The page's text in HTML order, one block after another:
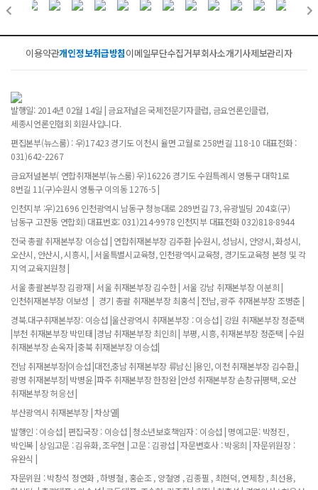
이용약관개인정보취급방침이메일무단수집거부회사소개기사제보관리자
발행일: 2014년 02월 14일 | 금요저널은 국제전문기자클럽, 금요언론인클럽,
세종시언론인협회 회원사입니다.
편집본부(뉴스룸) : 우)17423 경기도 이천시 율면 고월로 258번길 118-10 대표전화 :
031)642-2267
금요저널본부( 연합취재본부(뉴스룸) 우)16226 경기도 수원특례시 영통구 대학1로
8번길 11(구)수원시 영통구 이의동 1276-5 |
인천지부 :우)21696 인천광역시 남동구 청능대로 289번길 73, 유광빌딩 204호(구)
남동구 고잔동 연합회) 대표번호: 031)214-9978 인천지부 대표전화 032)818-8944
전국 총괄 취재본부장 이승섭 | 연합취재본부장 김주환 |수원시, 성남시, 안양시, 화성시,
오산시, 안산시, 시흥시, | 서울특별시교육청, 인천광역시교육청, 경기도교육청 본청 및 각
지역 교육지원청 |
서울 총괄본부장 김광재 | 서울 취재본부장 김수한 | 서울 강남 취재본부장 이분희 |
인천취재본부장 이보성 | 경기 총괄 취재본부장 최홍석 | 전남, 광주 취재본부장 조병춘 |
경북.대구취재본부장: 이승섭 |울산광역시 취재본부장 : 이승섭 | 강원 취재본부장 정준택
|부천 취재본부장 박민태 |경남 취재본부장 최인희 | 부평, 시흥, 취재본부장 정준택 | 수원
취재본부장 손옥자 |충북 취재본부장 이승섭|
전남 취재본부장|이승섭 |대전,충남 취재본부장 류남신 |용인, 이천 취재본부장 김수환,|
광명 취재본부장| 박병윤 |파주 취재본부장 한장완 |안성 취재본부장 손창규|평택, 오산
취재본부장 허응선 |
부산광역시 취재본부장 | 차상열|
발행인 : 이승섭 | 편집국장 : 이승섭 | 청소년보호책임자 : 이승섭 | 명예고문: 박정진 ,
박인복 | 상임고문 : 김유화, 조우현 | 고문 : 김광섭 | 자문변호사 : 박웅희 | 자문위원장 :
유완식 |
자문위원 : 박창석 정연화 , 하병철 , 홍순조 , 양철영 , 김종필 , 최현덕, 연제창 , 최선용,